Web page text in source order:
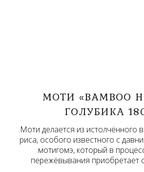
МОТИ «BAMBOO
ГОЛУБИКА
Моти делается из истолчённого в
риса, особого известного с
мотигомэ, который в
пережёвывания приобретает